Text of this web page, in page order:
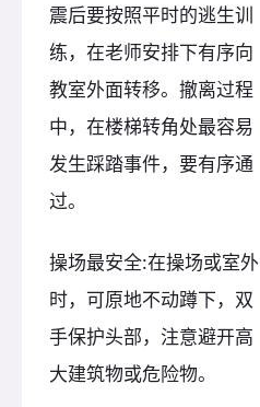
震后要按照平时的逃生训
练，在老师安排下有序向
教室外面转移。撤离过程
中，在楼梯转角处最容易
发生踩踏事件，要有序通
过。
操场最安全:在操场或室外
时，可原地不动蹲下，双
手保护头部，注意避开高
大建筑物或危险物。